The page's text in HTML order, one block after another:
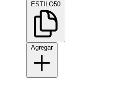
ESTILO50
Agregar